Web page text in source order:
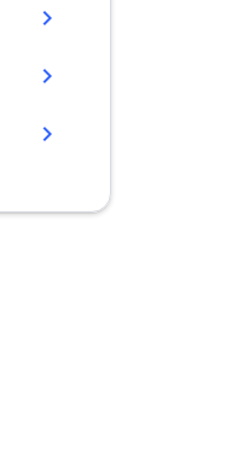
chevron_right
chevron_right
chevron_right